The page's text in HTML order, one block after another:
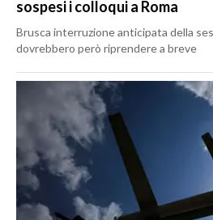
sospesi i colloqui a Roma
Brusca interruzione anticipata della
dovrebbero però riprendere a breve